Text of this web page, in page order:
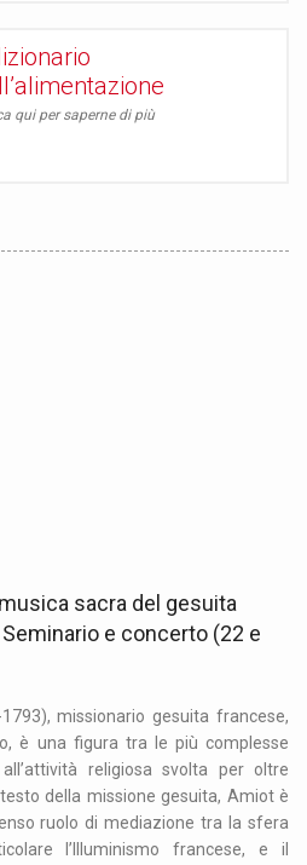
qui per saperne di più
sacra del gesuita
e concerto (22 e
missionario gesuita francese,
è una figura tra le più complesse
religiosa svolta per oltre
della missione gesuita, Amiot è
ruolo di mediazione tra la sfera
l’Illuminismo francese, e il